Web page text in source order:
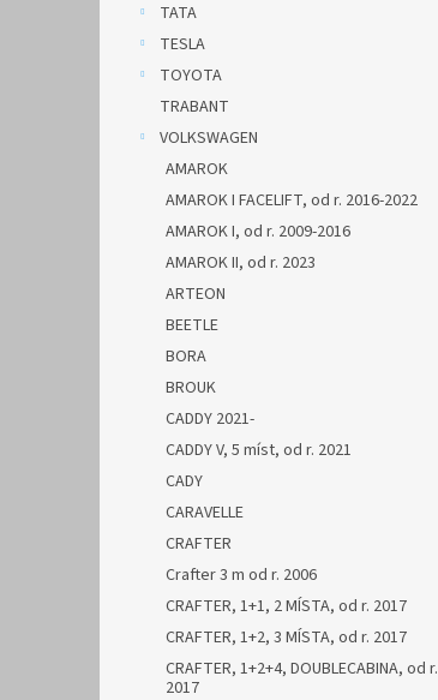
TATA
TESLA
TOYOTA
TRABANT
VOLKSWAGEN
AMAROK
AMAROK I FACELIFT, od r. 2016-2022
AMAROK I, od r. 2009-2016
AMAROK II, od r. 2023
ARTEON
BEETLE
BORA
BROUK
CADDY 2021-
CADDY V, 5 míst, od r. 2021
CADY
CARAVELLE
CRAFTER
Crafter 3 m od r. 2006
CRAFTER, 1+1, 2 MÍSTA, od r. 2017
CRAFTER, 1+2, 3 MÍSTA, od r. 2017
CRAFTER, 1+2+4, DOUBLECABINA, od r.
2017